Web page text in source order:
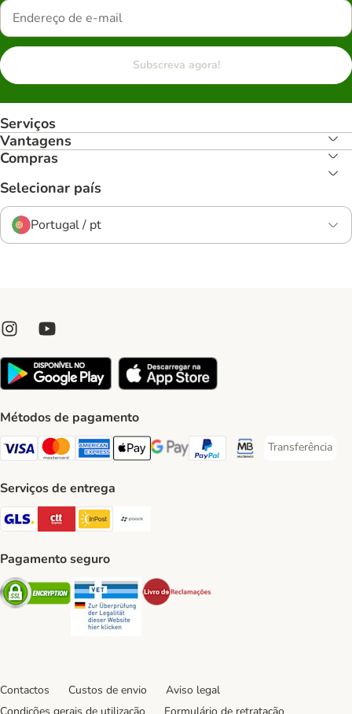
Subscreva agora!
Serviços
Vantagens
Compras
Selecionar país
Portugal / pt
Métodos de pagamento
Visa Payment Method
Mastercard Payment Method
American Express Payment Method
Apple Pay Payment Method
Google Pay Payment Method
PayPal Payment Method
Multibanco Payment
Transferência
Transferência
Serviços de entrega
GLS Shipping Method
CTTExpress Shipping Method
InPost Shipping Method
Pagamento seguro
Security Security
Contactos Custos de envio
Aviso legal